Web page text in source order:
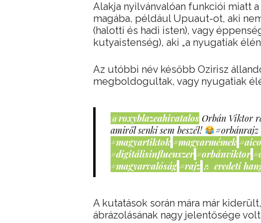
Alakja nyilvánvalóan funkciói miatt
magába, például Upuaut-ot, aki
(halotti és hadi isten), vagy
kutyaistenség), aki „a nyugatiak élén
Az utóbbi név később Ozirisz
megboldogultak, vagy nyugatiak
@roxyblazeahivatalos Orbán Viktor
amiről senki sem beszél!
#orbánrajz
#magyartiktok #magyarmémek
#digitálisinfluenszer #orbánviktor
#magyarvalóság #rajz ♬ eredeti
A kutatások során mára már
ábrázolásának nagy jelentősége